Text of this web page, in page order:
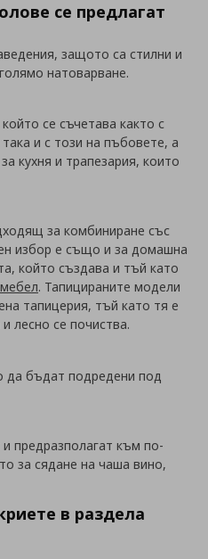
се предлагат
защото са стилни и
натоварване.
се съчетава както с
и с този на пъбовете, а
кухня и трапезария, които
за комбиниране със
избор е също и за домашна
който създава и тъй като
. Тапицираните модели
тапицерия, тъй като тя е
лесно се почиства.
да бъдат подредени под
предразполагат към по-
за сядане на чаша вино,
в раздела